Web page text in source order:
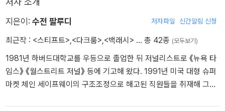
지은이: 수전 팔루디 저자파일 신간알림 신청
최근작 : <스티프트> <다크룸> <백래시> … 총 42종 (모두보기)
1981년 하버드대학교를 우등으로 졸업한 뒤 저널리스트로 《뉴욕 타
임스》 《월스트리트 저널》 등에 기고해 왔다. 1991년 미국 대형 슈퍼
마켓 체인 세이프웨이의 구조조정으로 해고된 직원들을 취재해 그해